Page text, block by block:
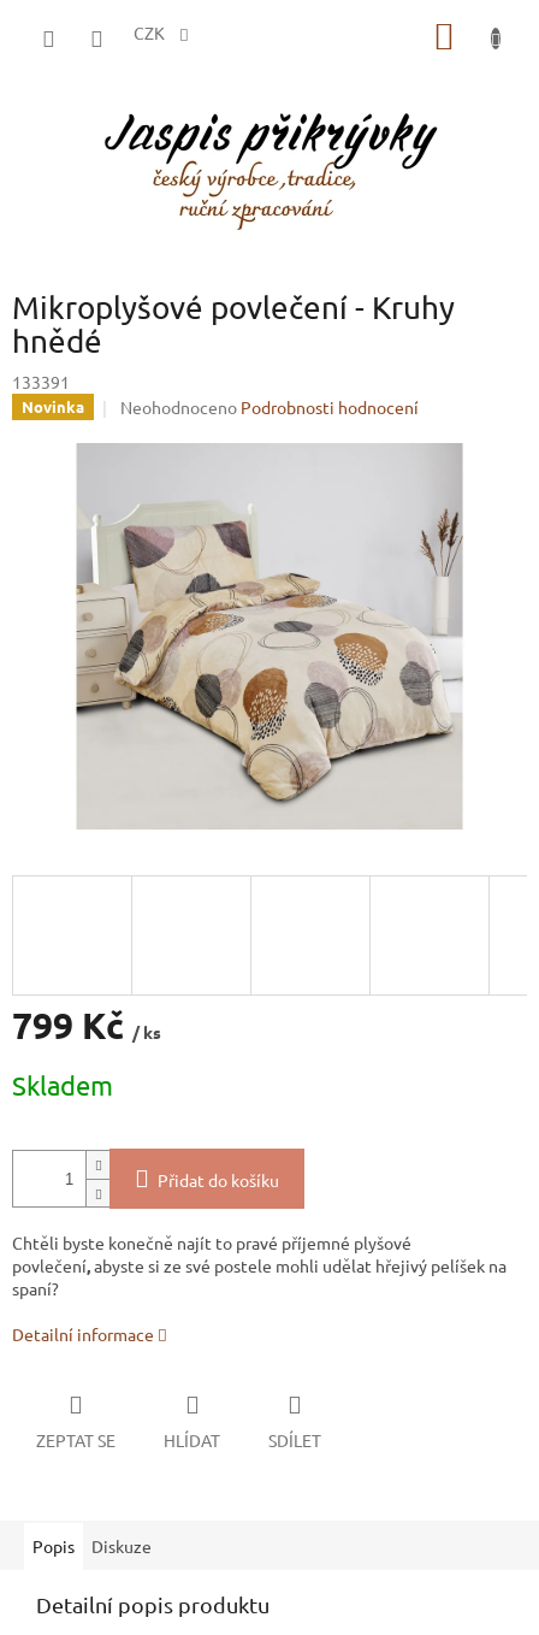
CZK
Mikroplyšové povlečení - Kruhy
hnědé
133391
Novinka
Průměrné
z
5
hvězdiček.
Neohodnoceno Podrobnosti hodnocení
799 Kč / ks
cena:
Skladem
Přidat do košíku
Chtěli byste konečně najít to pravé příjemné plyšové
povlečení,abyste si ze své postele mohli udělat hřejivý pelíšek na
spaní?
Detailní informace
ZEPTAT SE HLÍDAT SDÍLET
Popis Diskuze
Detailní popis produktu